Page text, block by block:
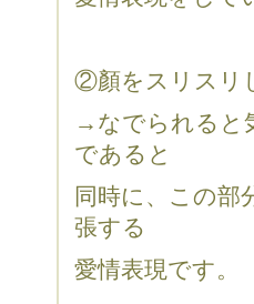
②顏をスリスリ
→なでられると
であると
同時に、この部
張する
愛情表現です。